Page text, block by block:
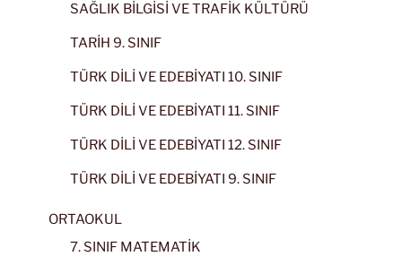
SAĞLIK BİLGİSİ VE TRAFİK KÜLTÜRÜ
TARİH 9. SINIF
TÜRK DİLİ VE EDEBİYATI 10. SINIF
TÜRK DİLİ VE EDEBİYATI 11. SINIF
TÜRK DİLİ VE EDEBİYATI 12. SINIF
TÜRK DİLİ VE EDEBİYATI 9. SINIF
ORTAOKUL
7. SINIF MATEMATİK